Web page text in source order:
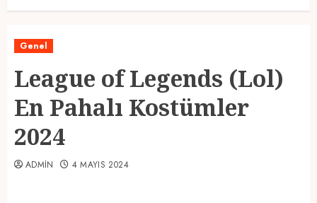
Genel
League of Legends (Lol)
En Pahalı Kostümler
2024
ADMIN 4 MAYIS 2024